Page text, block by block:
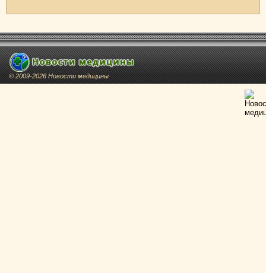
© 2009-2026 Новости медицины